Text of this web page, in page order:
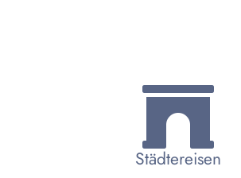
Städtereisen